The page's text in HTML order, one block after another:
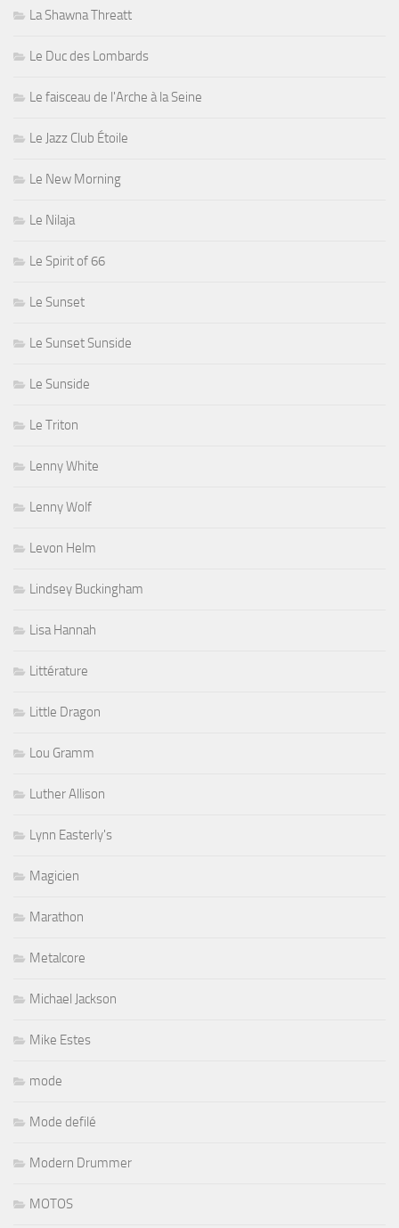
La Shawna Threatt
Le Duc des Lombards
Le faisceau de l'Arche à la Seine
Le Jazz Club Étoile
Le New Morning
Le Nilaja
Le Spirit of 66
Le Sunset
Le Sunset Sunside
Le Sunside
Le Triton
Lenny White
Lenny Wolf
Levon Helm
Lindsey Buckingham
Lisa Hannah
Littérature
Little Dragon
Lou Gramm
Luther Allison
Lynn Easterly's
Magicien
Marathon
Metalcore
Michael Jackson
Mike Estes
mode
Mode defilé
Modern Drummer
MOTOS